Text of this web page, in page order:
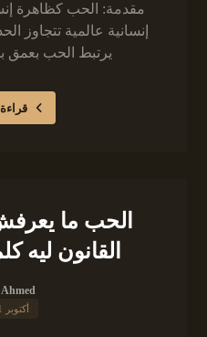
مقدمة: الحب كظاهرة
إنسانية عالمية تتجاوز
يرتبط الحب بعمق
الحب ما
القانون ليه
أكتوبر 21, 2025